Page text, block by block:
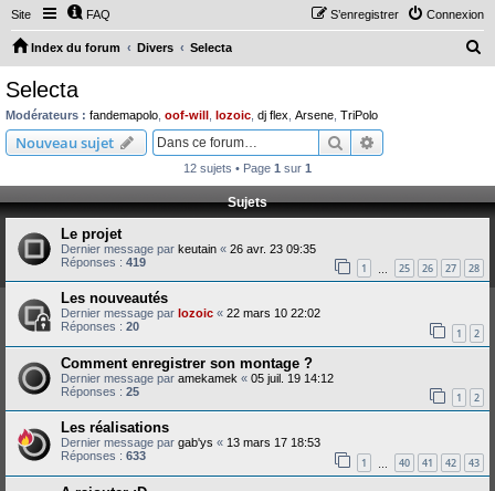
Site FAQ Connexion
S’enregistrer
Index du forum Divers Selecta
c
e
r
Selecta
Modérateurs : fandemapolo oof-will lozoic dj flex Arsene TriPolo
Nouveau sujet Rechercher
12 sujets • Page 1 sur 1
Sujets
Le projet
Dernier message par keutain « 26 avr. 23 09:35
Réponses : 419 1 25 26 27 28
Les nouveautés
Dernier message par lozoic « 22 mars 10 22:02
Réponses : 20 1 2
Comment enregistrer son montage ?
Dernier message par amekamek « 05 juil. 19 14:12
Réponses : 25 1 2
Les réalisations
Dernier message par gab'ys « 13 mars 17 18:53
Réponses : 633 1 40 41 42 43